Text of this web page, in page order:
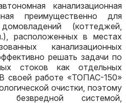
канализационная
преимущественно для
(коттеджей,
расположенных в местах
канализационных
решать задачи по
стоков как отдельных
своей работе «ТОПАС-150»
очистки, поэтому
безвредной системой,